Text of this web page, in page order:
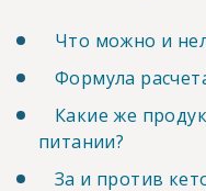
Что можно и
Формула
Какие же
питании?
За и против